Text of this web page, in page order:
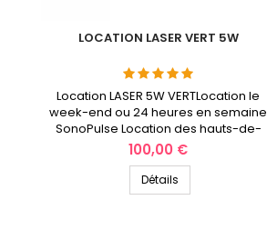
LOCATION LASER VERT 5W
Location LASER 5W VERTLocation le
week-end ou 24 heures en semaine
SonoPulse Location des hauts-de-
France
Prix
100,00 €
Détails